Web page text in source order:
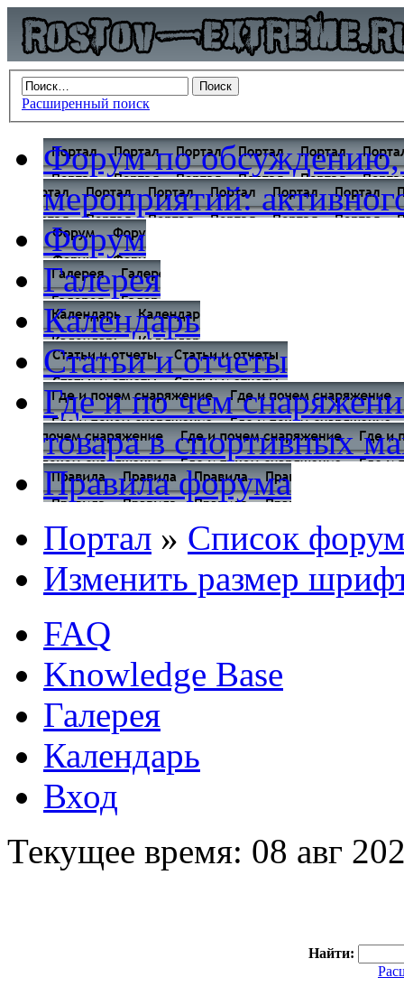
Расширенный поиск
Форум по обсуждению,
мероприятий:
Форум
Галерея
Календарь
Статьи и отчеты
Где и по чем
товара в спортивных
Правила форума
Портал » Список
Изменить размер
FAQ
Knowledge Base
Галерея
Календарь
Вход
Текущее время: 08 авг
Найти: